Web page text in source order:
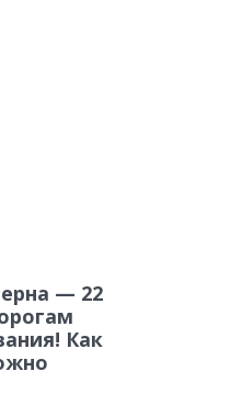
— 22
Как